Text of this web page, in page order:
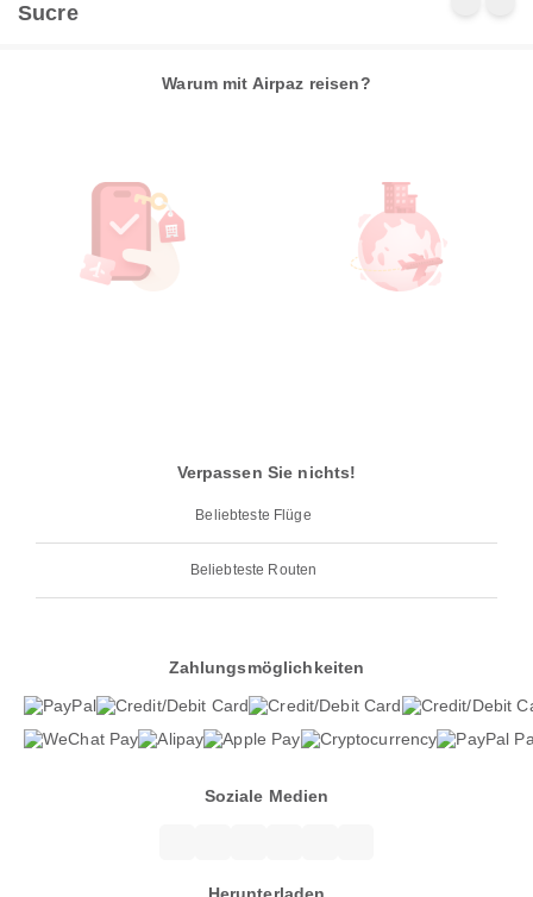
Sucre
Warum mit Airpaz reisen?
Verpassen Sie nichts!
Beliebteste Flüge
Beliebteste Routen
Zahlungsmöglichkeiten
Soziale Medien